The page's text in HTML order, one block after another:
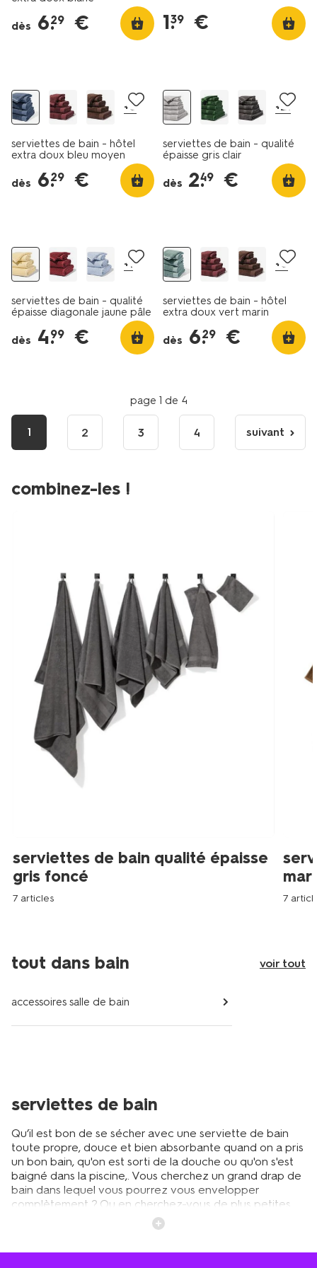
dès 6.
29 € 1.
39 €
+8
serviettes de bain - hôtel
extra doux bleu moyen
dès 6.
29 €
+21
serviettes de bain - qualité
épaisse gris clair
dès 2.
49 €
+1
serviettes de bain - qualité
épaisse diagonale jaune pâle
dès 4.
99 €
+8
serviettes de bain - hôtel
extra doux vert marin
dès 6.
29 €
page 1 de 4
1 2 3 4
page
suivante
suivant
combinez-les !
serviettes de bain qualité épaisse
gris foncé
7 articles 7
tout dans bain voir tout
accessoires salle de bain
serviettes de bain
Qu’il est bon de se sécher avec une serviette de bain
toute propre, douce et bien absorbante quand on a pris
un bon bain, qu'on est sorti de la douche ou qu'on s'est
baigné dans la piscine,. Vous cherchez un grand drap de
bain dans lequel vous pourrez vous envelopper
complètement ? Ou en cherchez-vous de plus petites
pour vous sécher le visage et les mains ? Chez HEMA,
vous trouverez toute une gamme de serviettes de